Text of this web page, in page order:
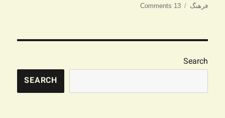
شده
فرهنگ
13 Comments
Search
SEARCH